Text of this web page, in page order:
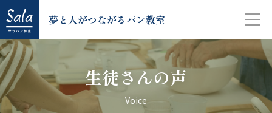
夢と人がつながるパン教室
生徒さんの声
Voice